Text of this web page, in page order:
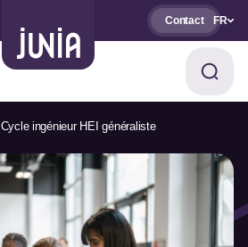
Contact FR
Cycle ingénieur HEI généraliste